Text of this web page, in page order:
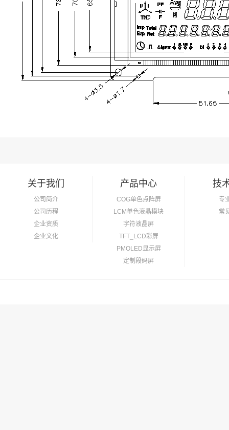
关于我们
公司简介
公司历程
企业资质
企业文化
产品中心
COG单色点阵屏
LCM单色液晶模块
字符液晶屏
TFT_LCD彩屏
PMOLED显示屏
定制段码屏
技
专
常